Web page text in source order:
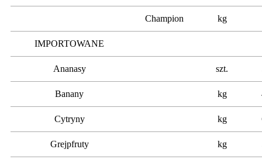
Champion kg
IMPORTOWANE
Ananasy szt.
Banany kg
Cytryny kg
Grejpfruty kg